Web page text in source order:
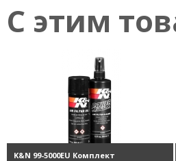
С этим
K&N 99-5000EU Комплект